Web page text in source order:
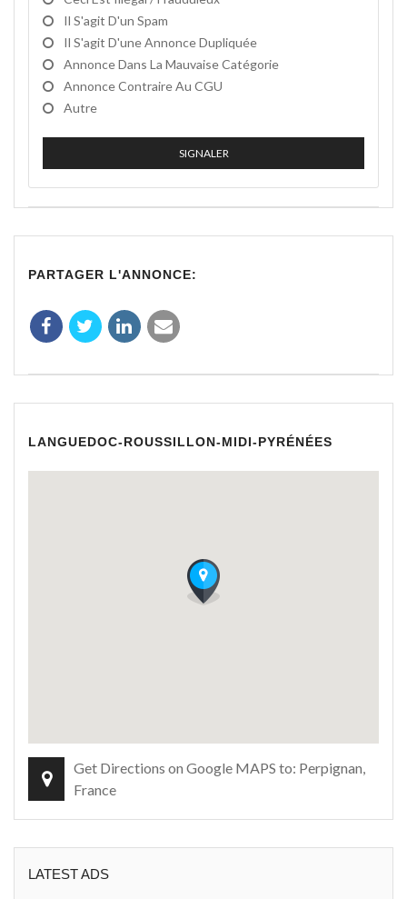
Il S'agit D'un Spam
Il S'agit D'une Annonce Dupliquée
Annonce Dans La Mauvaise Catégorie
Annonce Contraire Au CGU
Autre
SIGNALER
PARTAGER L'ANNONCE:
LANGUEDOC-ROUSSILLON-MIDI-PYRÉNÉES
Get Directions on Google MAPS to: Perpignan,
France
LATEST ADS